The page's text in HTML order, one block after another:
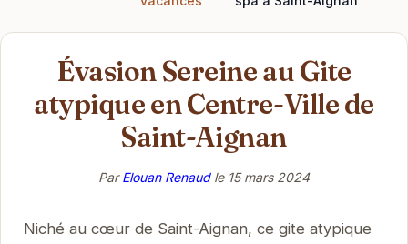
Évasion Sereine au Gite
atypique en Centre-Ville de
Saint-Aignan
ParElouan Renaudle 15 mars 2024
Niché au cœur de Saint-Aignan, ce gite atypique